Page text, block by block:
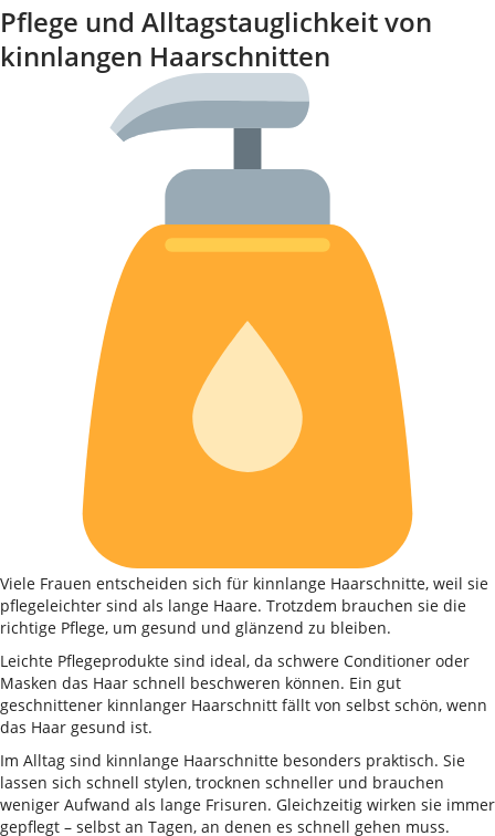
Pflege und Alltagstauglichkeit von
kinnlangen Haarschnitten
Viele Frauen entscheiden sich für kinnlange Haarschnitte, weil sie
pflegeleichter sind als lange Haare. Trotzdem brauchen sie die
richtige Pflege, um gesund und glänzend zu bleiben.
Leichte Pflegeprodukte sind ideal, da schwere Conditioner oder
Masken das Haar schnell beschweren können. Ein gut
geschnittener kinnlanger Haarschnitt fällt von selbst schön, wenn
das Haar gesund ist.
Im Alltag sind kinnlange Haarschnitte besonders praktisch. Sie
lassen sich schnell stylen, trocknen schneller und brauchen
weniger Aufwand als lange Frisuren. Gleichzeitig wirken sie immer
gepflegt – selbst an Tagen, an denen es schnell gehen muss.